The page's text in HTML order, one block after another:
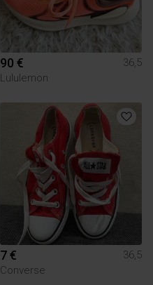
90 €
36,5
Lululemon
7 €
36,5
Converse